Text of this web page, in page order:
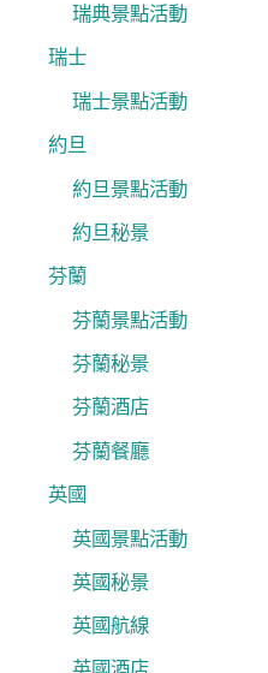
瑞典景點活動
瑞士
瑞士景點活動
約旦
約旦景點活動
約旦秘景
芬蘭
芬蘭景點活動
芬蘭秘景
芬蘭酒店
芬蘭餐廳
英國
英國景點活動
英國秘景
英國航線